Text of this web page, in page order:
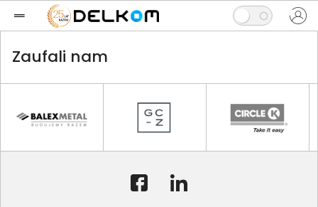
Zaufali nam